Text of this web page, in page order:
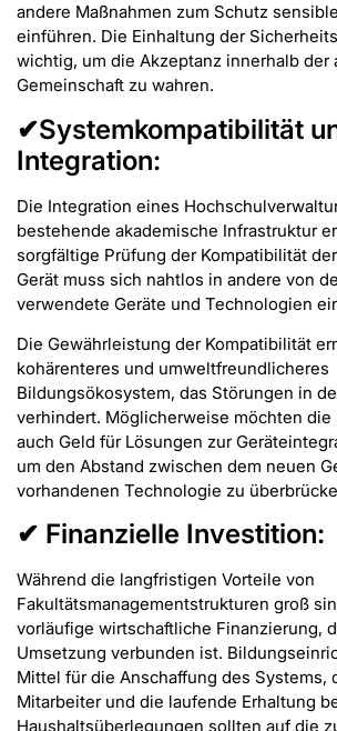
andere Maßnahmen zum Schutz
einführen. Die Einhaltung der
wichtig, um die Akzeptanz innerhalb der
Gemeinschaft zu wahren.
✔Systemkompatibilität
Integration:
Die Integration eines
bestehende akademische Infrastruktur
sorgfältige Prüfung der Kompatibilität
Gerät muss sich nahtlos in andere von
verwendete Geräte und Technologien
Die Gewährleistung der Kompatibilität
kohärenteres und umweltfreundlicheres
Bildungsökosystem, das Störungen in
verhindert. Möglicherweise möchten die
auch Geld für Lösungen zur
um den Abstand zwischen dem neuen
vorhandenen Technologie zu
✔ Finanzielle Investition:
Während die langfristigen Vorteile von
Fakultätsmanagementstrukturen groß
vorläufige wirtschaftliche Finanzierung,
Umsetzung verbunden ist.
Mittel für die Anschaffung des Systems,
Mitarbeiter und die laufende Erhaltung
Haushaltsüberlegungen sollten auf die